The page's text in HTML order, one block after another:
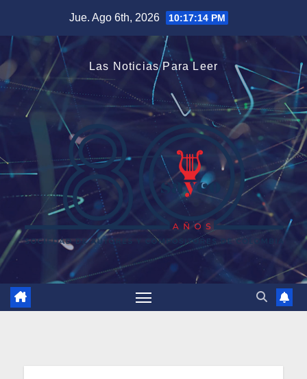
contenido
Jue. Ago 6th, 2026 10:17:15 PM
Las Noticias Para Leer